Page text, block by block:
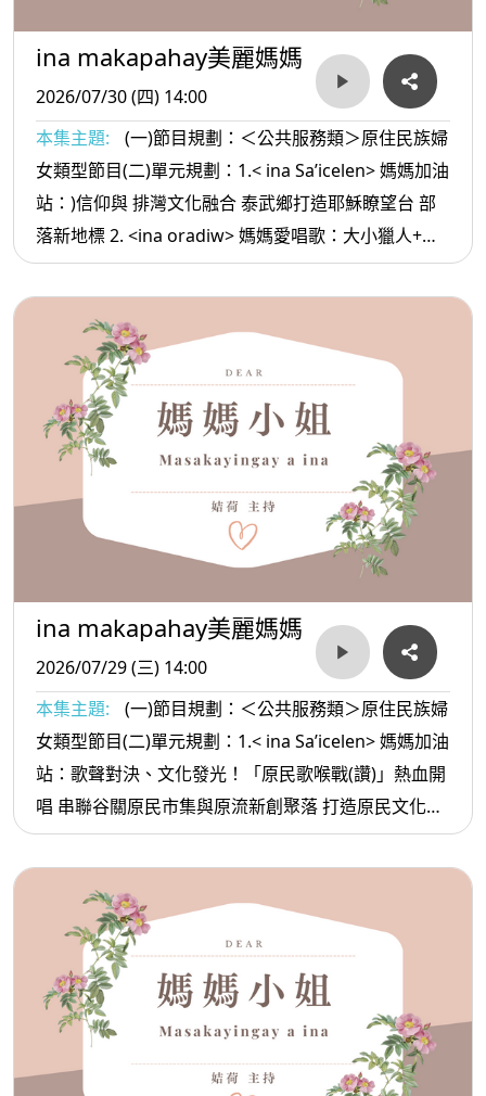
ina makapahay美麗媽媽
2026/07/30 (四) 14:00
本集主題:
(一)節目規劃：＜公共服務類＞原住民族婦
女類型節目(二)單元規劃：1.< ina Sa’icelen> 媽媽加油
站：)信仰與 排灣文化融合 泰武鄉打造耶穌瞭望台 部
落新地標 2. <ina oradiw> 媽媽愛唱歌：大小獵人+大
樹 3.< ina Masa’sa >媽媽放輕鬆:朋友要慎選
ina makapahay美麗媽媽
2026/07/29 (三) 14:00
本集主題:
(一)節目規劃：＜公共服務類＞原住民族婦
女類型節目(二)單元規劃：1.< ina Sa’icelen> 媽媽加油
站：歌聲對決、文化發光！「原民歌喉戰(讚)」熱血開
唱 串聯谷關原民市集與原流新創聚落 打造原民文化產
業新舞台 2. <ina oradiw> 媽媽愛唱歌：母親的話+-兒
時路 3.< ina Masa’sa >媽媽放輕鬆:不要深交的朋友